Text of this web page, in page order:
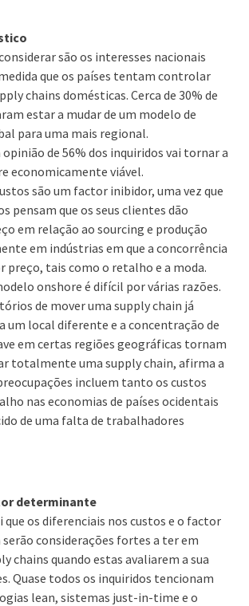
são os interesses nacionais
que os países tentam controlar
chains domésticas. Cerca de 30% de
estar a mudar de um modelo de
para uma mais regional.
de 56% dos inquiridos vai tornar a
economicamente viável.
são um factor inibidor, uma vez que
pensam que os seus clientes dão
em relação ao sourcing e produção
em indústrias em que a concorrência
preço, tais como o retalho e a moda.
onshore é difícil por várias razões.
de mover uma supply chain já
um local diferente e a concentração de
em certas regiões geográficas tornam
totalmente uma supply chain, afirma a
incluem tanto os custos
nas economias de países ocidentais
de uma falta de trabalhadores
determinante
que os diferenciais nos custos e o factor
considerações fortes a ter em
chains quando estas avaliarem a sua
Quase todos os inquiridos tencionam
lean, sistemas just-in-time e o